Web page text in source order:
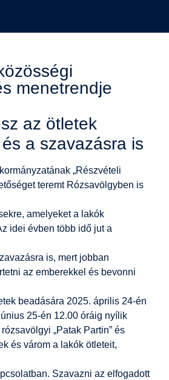
menetrendje
az ötletek
a szavazásra is
„Részvételi
teremt Rózsavölgyben is
amelyeket a lakók
idei évben több idő jut a
is, mert jobban
az emberekkel és bevonni
beadására 2025. április 24-én
25-én 12.00 óráig nyílik
„Patak Partin” és
és várom a lakók ötleteit,
Szavazni az elfogadott